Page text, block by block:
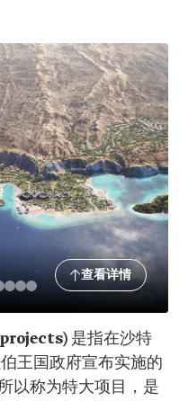
查看详情
是指在沙特
王国政府宣布实施的
以称为特大项目，是